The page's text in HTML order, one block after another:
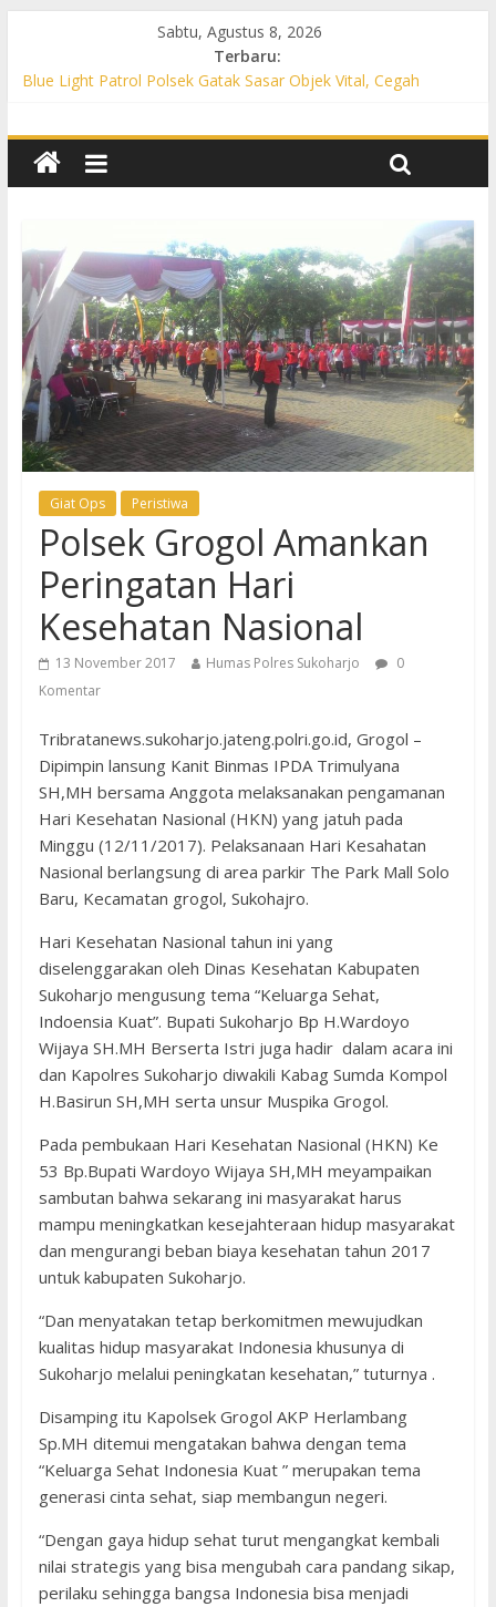
Sabtu, Agustus 8, 2026
Terbaru:
Blue Light Patrol Polsek Gatak Sasar Objek Vital, Cegah
Permukiman, Antisipasi 3C dan Gangguan Kamtibmas
Patroli KRYD Polsek Baki Sisir Titik Rawan, Cegah 3C hingga
Patroli Blue Light Polsek Nguter Sasar Perbankan hingga
Permukiman, Antisipasi 3C dan Gangguan Kamtibmas
Blue Light Patrol Polsek Tawangsari Sisir Belasan Desa, Cegah
Kejahatan 3C dan Gangguan Kamtibmas
Giat Ops Peristiwa
Polsek Grogol Amankan
Peringatan Hari
Kesehatan Nasional
13 November 2017 Humas Polres Sukoharjo
0
Komentar
Tribratanews.sukoharjo.jateng.polri.go.id, Grogol –
Dipimpin lansung Kanit Binmas IPDA Trimulyana
SH,MH bersama Anggota melaksanakan pengamanan
Hari Kesehatan Nasional (HKN) yang jatuh pada
Minggu (12/11/2017). Pelaksanaan Hari Kesahatan
Nasional berlangsung di area parkir The Park Mall Solo
Baru, Kecamatan grogol, Sukohajro.
Hari Kesehatan Nasional tahun ini yang
diselenggarakan oleh Dinas Kesehatan Kabupaten
Sukoharjo mengusung tema “Keluarga Sehat,
Indoensia Kuat”. Bupati Sukoharjo Bp H.Wardoyo
Wijaya SH.MH Berserta Istri juga hadir dalam acara ini
dan Kapolres Sukoharjo diwakili Kabag Sumda Kompol
H.Basirun SH,MH serta unsur Muspika Grogol.
Pada pembukaan Hari Kesehatan Nasional (HKN) Ke
53 Bp.Bupati Wardoyo Wijaya SH,MH meyampaikan
sambutan bahwa sekarang ini masyarakat harus
mampu meningkatkan kesejahteraan hidup masyarakat
dan mengurangi beban biaya kesehatan tahun 2017
untuk kabupaten Sukoharjo.
“Dan menyatakan tetap berkomitmen mewujudkan
kualitas hidup masyarakat Indonesia khusunya di
Sukoharjo melalui peningkatan kesehatan,” tuturnya .
Disamping itu Kapolsek Grogol AKP Herlambang
Sp.MH ditemui mengatakan bahwa dengan tema
“Keluarga Sehat Indonesia Kuat ” merupakan tema
generasi cinta sehat, siap membangun negeri.
“Dengan gaya hidup sehat turut mengangkat kembali
nilai strategis yang bisa mengubah cara pandang sikap,
perilaku sehingga bangsa Indonesia bisa menjadi